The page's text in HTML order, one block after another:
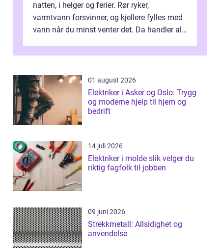
natten, i helger og ferier. Rør ryker,
varmtvann forsvinner, og kjellere fylles med
vann når du minst venter det. Da handler alt
01 august 2026
Elektriker i Asker og Oslo: Trygg
og moderne hjelp til hjem og
bedrift
14 juli 2026
Elektriker i molde slik velger du
riktig fagfolk til jobben
09 juni 2026
Strekkmetall: Allsidighet og
anvendelse